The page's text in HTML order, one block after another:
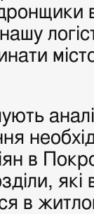
в
які
в